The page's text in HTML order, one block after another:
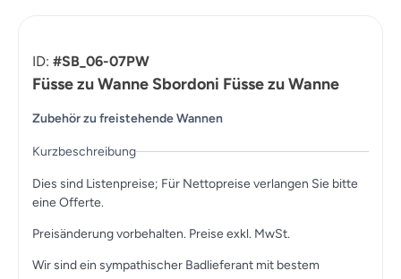
ID: #SB_06-07PW
Füsse zu Wanne Sbordoni Füsse zu Wanne
Zubehör zu freistehende Wannen
Kurzbeschreibung
Dies sind Listenpreise; Für Nettopreise verlangen Sie bitte
eine Offerte.
Preisänderung vorbehalten. Preise exkl. MwSt.
Wir sind ein sympathischer Badlieferant mit bestem